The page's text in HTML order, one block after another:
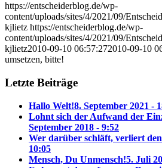
https://entscheiderblog.de/wp-
content/uploads/sites/4/2021/09/
kjlietz https://entscheiderblog.de/wp-
content/uploads/sites/4/2021/09/
kjlietz2010-09-10 06:57:272010-09-10
umsetzen, bitte!
Letzte Beiträge
Hallo Welt!8. September 2021 -
Lohnt sich der Aufwand der
September 2018 - 9:52
Wer darüber schläft, verliert
10:05
Mensch, Du Unmensch!5. Juli